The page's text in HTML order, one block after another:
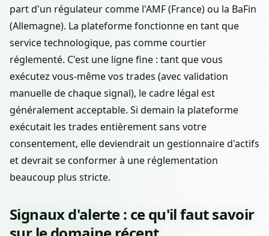
part d'un régulateur comme l'AMF (France) ou la BaFin
(Allemagne). La plateforme fonctionne en tant que
service technologique, pas comme courtier
réglementé. C'est une ligne fine : tant que vous
exécutez vous-même vos trades (avec validation
manuelle de chaque signal), le cadre légal est
généralement acceptable. Si demain la plateforme
exécutait les trades entièrement sans votre
consentement, elle deviendrait un gestionnaire d'actifs
et devrait se conformer à une réglementation
beaucoup plus stricte.
Signaux d'alerte : ce qu'il faut savoir